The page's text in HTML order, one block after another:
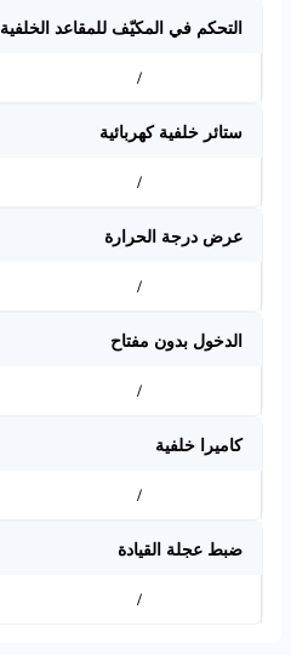
التحكم في المكيّف للمقاعد الخلفية
/
ستائر خلفية كهربائية
/
عرض درجة الحرارة
/
الدخول بدون مفتاح
/
كاميرا خلفية
/
ضبط عجلة القيادة
/